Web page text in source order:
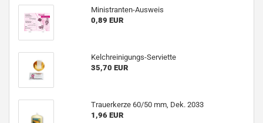
Ministranten-Ausweis
0,89 EUR
Kelchreinigungs-Serviette
35,70 EUR
Trauerkerze 60/50 mm, Dek. 2033
1,96 EUR